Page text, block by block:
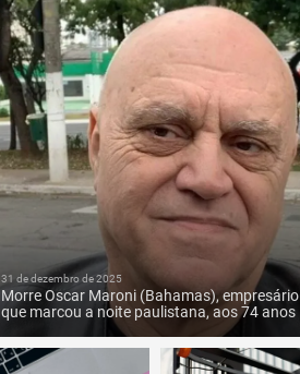
31 de dezembro de 2025
Morre Oscar Maroni (Bahamas), empresário
que marcou a noite paulistana, aos 74 anos
VEJA MAIS .